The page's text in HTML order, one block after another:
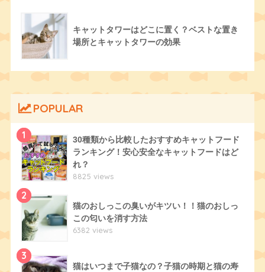
キャットタワーはどこに置く？ベストな置き
場所とキャットタワーの効果
POPULAR
1
30種類から比較したおすすめキャットフード
ランキング！安心安全なキャットフードはど
れ？
8825 views
2
猫のおしっこの臭いがキツい！！猫のおしっ
この匂いを消す方法
6382 views
3
猫はいつまで子猫なの？子猫の時期と猫の寿